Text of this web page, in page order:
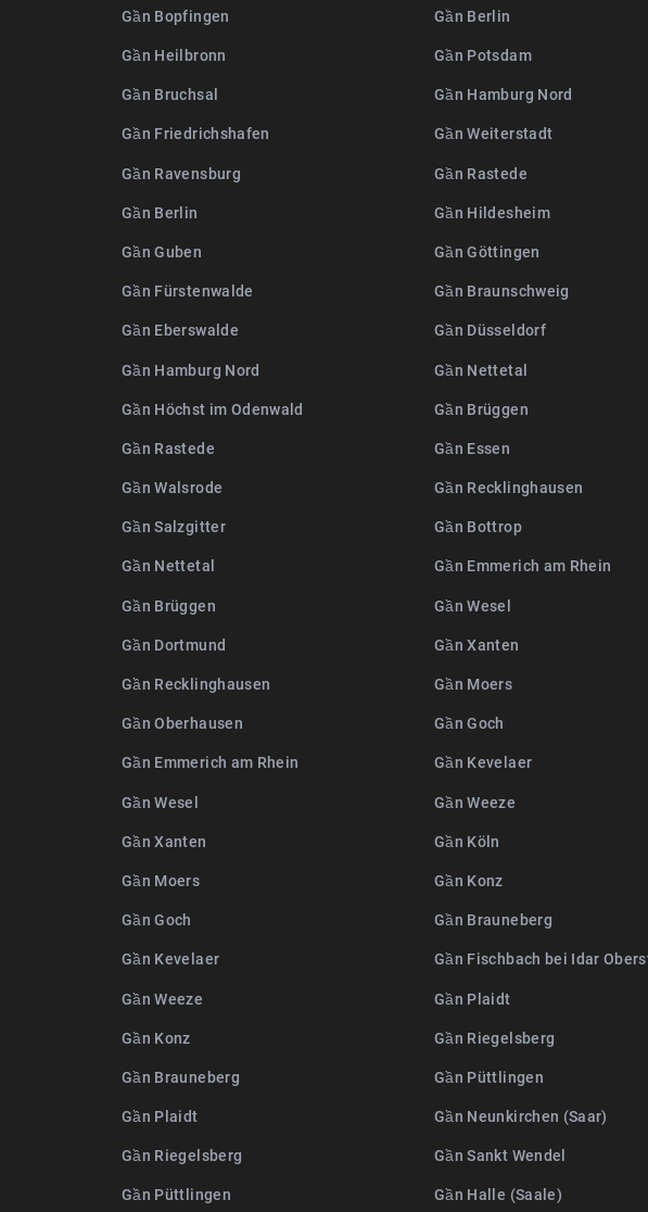
Gần Bopfingen
Gần Heilbronn
Gần Bruchsal
Gần Friedrichshafen
Gần Ravensburg
Gần Berlin
Gần Guben
Gần Fürstenwalde
Gần Eberswalde
Gần Hamburg Nord
Gần Höchst im Odenwald
Gần Rastede
Gần Walsrode
Gần Salzgitter
Gần Nettetal
Gần Brüggen
Gần Dortmund
Gần Recklinghausen
Gần Oberhausen
Gần Emmerich am Rhein
Gần Wesel
Gần Xanten
Gần Moers
Gần Goch
Gần Kevelaer
Gần Weeze
Gần Konz
Gần Brauneberg
Gần Plaidt
Gần Riegelsberg
Gần Püttlingen
Gần Berlin
Gần Potsdam
Gần Hamburg Nord
Gần Weiterstadt
Gần Rastede
Gần Hildesheim
Gần Göttingen
Gần Braunschweig
Gần Düsseldorf
Gần Nettetal
Gần Brüggen
Gần Essen
Gần Recklinghausen
Gần Bottrop
Gần Emmerich am Rhein
Gần Wesel
Gần Xanten
Gần Moers
Gần Goch
Gần Kevelaer
Gần Weeze
Gần Köln
Gần Konz
Gần Brauneberg
Gần Fischbach bei Idar
Gần Plaidt
Gần Riegelsberg
Gần Püttlingen
Gần Neunkirchen (Saar)
Gần Sankt Wendel
Gần Halle (Saale)